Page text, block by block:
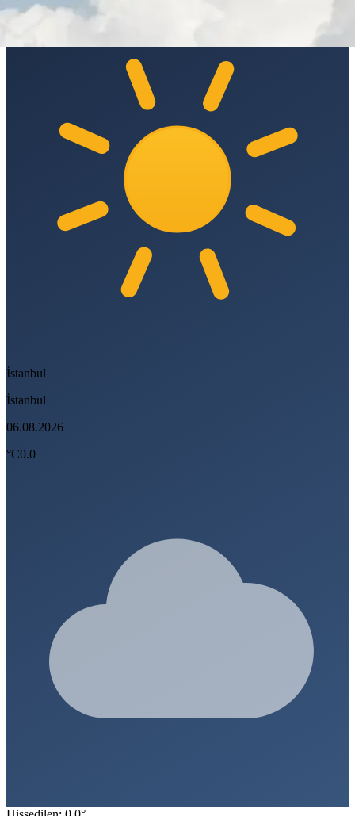
İstanbul
İstanbul
06.08.2026
°C0.0